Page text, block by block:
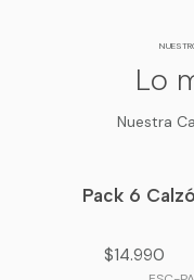
Lo
Nuestra
Pack 6
$14.990